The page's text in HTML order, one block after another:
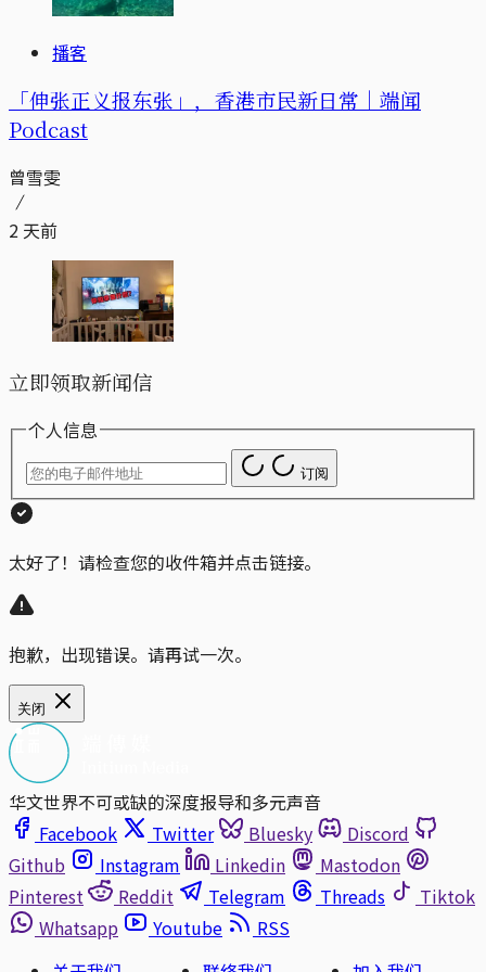
播客
「伸张正义报东张」，香港市民新日常｜端闻
Podcast
曾雪雯
2 天前
立即领取新闻信
个人信息
订阅
太好了！请检查您的收件箱并点击链接。
抱歉，出现错误。请再试一次。
关闭
华文世界不可或缺的深度报导和多元声音
Facebook
Twitter Bluesky
Discord
Github
Instagram Linkedin
Mastodon
Pinterest
Reddit Telegram Threads
Tiktok
Whatsapp
Youtube
RSS